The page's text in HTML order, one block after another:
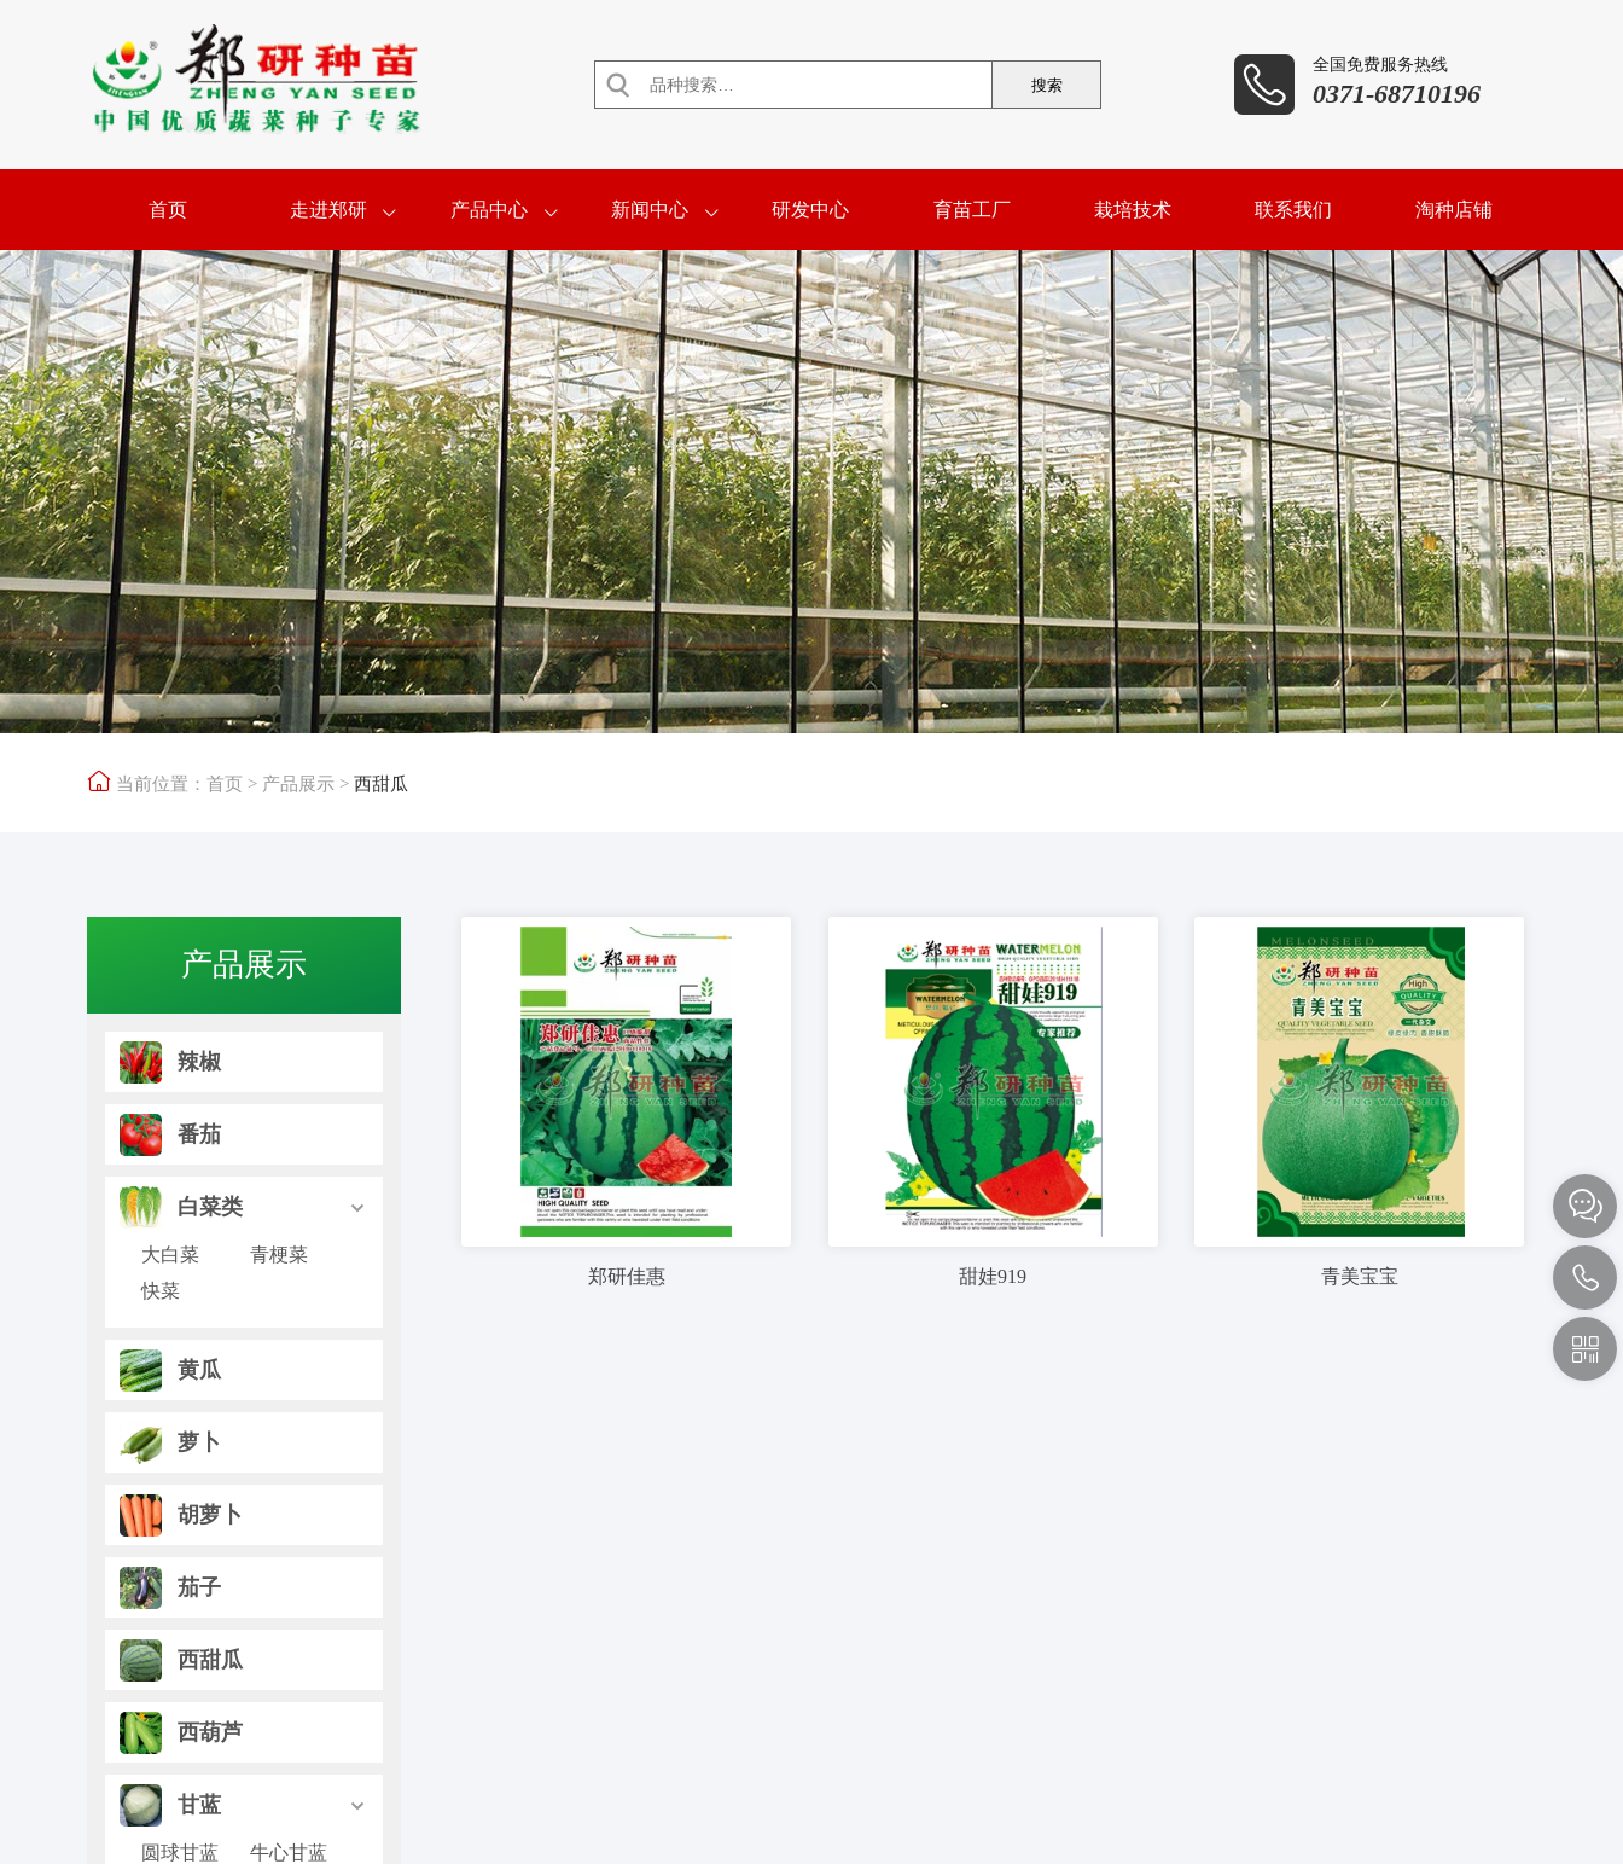
  全国免费服务热线
0371-68710196
首页 
走进郑研 
产品中心 
新闻中心 研发中心 育苗工厂 栽培技术 联系我们 淘种店铺
 当前位置： 首页 > 产品展示 > 西甜瓜
产品展示
辣椒
番茄
白菜类 
大白菜
青梗菜
快菜
黄瓜
萝卜
胡萝卜
茄子
西甜瓜
西葫芦
甘蓝 
圆球甘蓝 牛心甘蓝
郑研佳惠 甜娃919 青美宝宝


